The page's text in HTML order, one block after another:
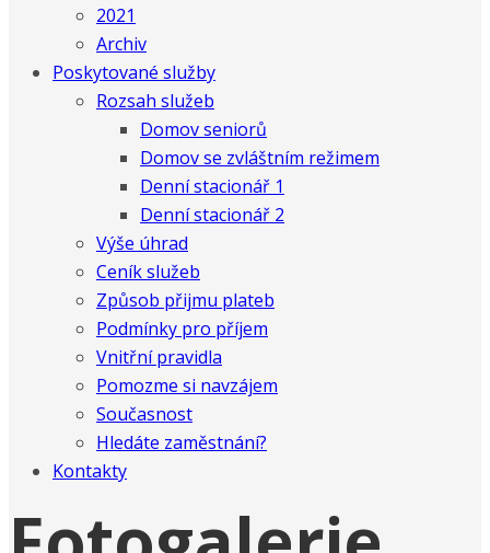
2021
Archiv
Poskytované služby
Rozsah služeb
Domov seniorů
Domov se zvláštním režimem
Denní stacionář 1
Denní stacionář 2
Výše úhrad
Ceník služeb
Způsob přijmu plateb
Podmínky pro příjem
Vnitřní pravidla
Pomozme si navzájem
Současnost
Hledáte zaměstnání?
Kontakty